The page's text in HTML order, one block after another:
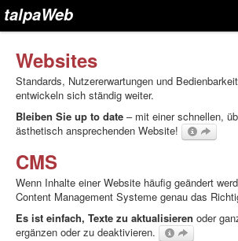
talpaWeb
Websites
CMS
Frameworks
CRM
Kontakt & Impressum
Websites
Standards, Nutzererwartungen und
entwickeln sich ständig weiter.
Bleiben Sie up to date – mit einer schnellen,
ästhetisch ansprechenden Website!
CMS
Wenn Inhalte einer Website häufig geändert
Content Management Systeme genau das
Es ist einfach, Texte zu aktualisieren oder
ergänzen oder zu deaktivieren.